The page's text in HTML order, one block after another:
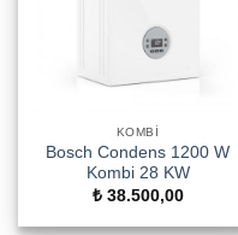
KOMBI
Bosch Condens 1200 W
Kombi 28 KW
₺38.500,00